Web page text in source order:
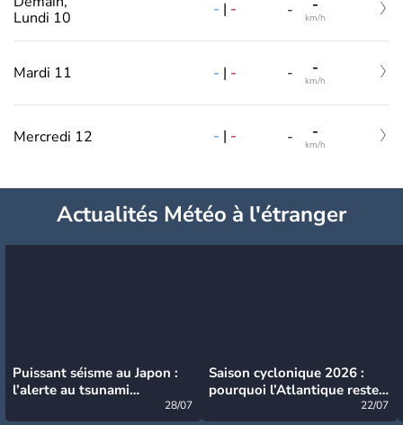
Lundi 10
- | - - -
km/h
Mardi 11 - | - - -
km/h
Mercredi 12 - | - - -
km/h
Actualités Météo à l'étranger
Puissant séisme au Japon :
l’alerte au tsunami
28/07
Saison cyclonique 2026 :
pourquoi l’Atlantique reste
22/07